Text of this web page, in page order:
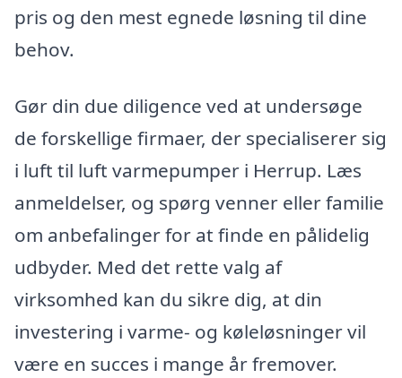
pris og den mest egnede løsning til dine
behov.
Gør din due diligence ved at undersøge
de forskellige firmaer, der specialiserer sig
i luft til luft varmepumper i Herrup. Læs
anmeldelser, og spørg venner eller familie
om anbefalinger for at finde en pålidelig
udbyder. Med det rette valg af
virksomhed kan du sikre dig, at din
investering i varme- og køleløsninger vil
være en succes i mange år fremover.